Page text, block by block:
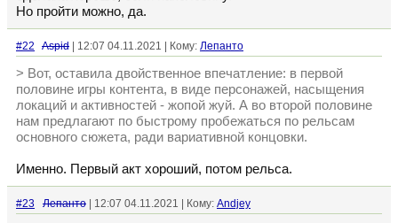
Но пройти можно, да.
#22 Aspid | 12:07 04.11.2021 | Кому: Лепанто
> Вот, оставила двойственное впечатление: в первой
половине игры контента, в виде персонажей, насыщения
локаций и активностей - жопой жуй. А во второй половине
нам предлагают по быстрому пробежаться по рельсам
основного сюжета, ради вариативной концовки.
Именно. Первый акт хороший, потом рельса.
#23 Лепанто | 12:07 04.11.2021 | Кому: Andjey